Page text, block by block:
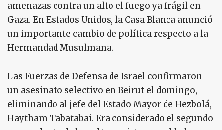
amenazas contra un alto el fuego ya frágil en
Gaza. En Estados Unidos, la Casa Blanca anunció
un importante cambio de política respecto a la
Hermandad Musulmana.
Las Fuerzas de Defensa de Israel confirmaron
un asesinato selectivo en Beirut el domingo,
eliminando al jefe del Estado Mayor de Hezbolá,
Haytham Tabatabai. Era considerado el segundo